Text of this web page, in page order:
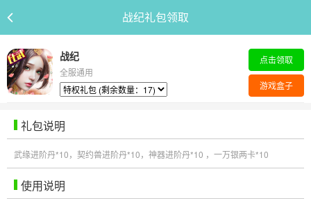
战纪礼包领取
点击领取
游戏盒子
战纪
全服通用
礼包说明
武缘进阶丹*10，契约兽进阶丹*10，神器进阶丹*10 ，一万银两卡*10
使用说明